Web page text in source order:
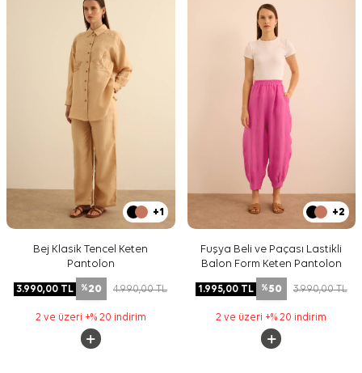
+1
Bej Klasik Tencel Keten
Pantolon
3.990,00 TL %20 4.990,00TL
2 ve üzeri +% 20 indirim
+2
Fuşya Beli ve Paçası Lastikli
Balon Form Keten Pantolon
1.995,00TL %50 3.990,00TL
2 ve üzeri +% 20 indirim